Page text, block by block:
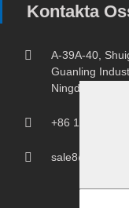
Kontakta
A-39A-40,
Guanling
Ningde City,
+86